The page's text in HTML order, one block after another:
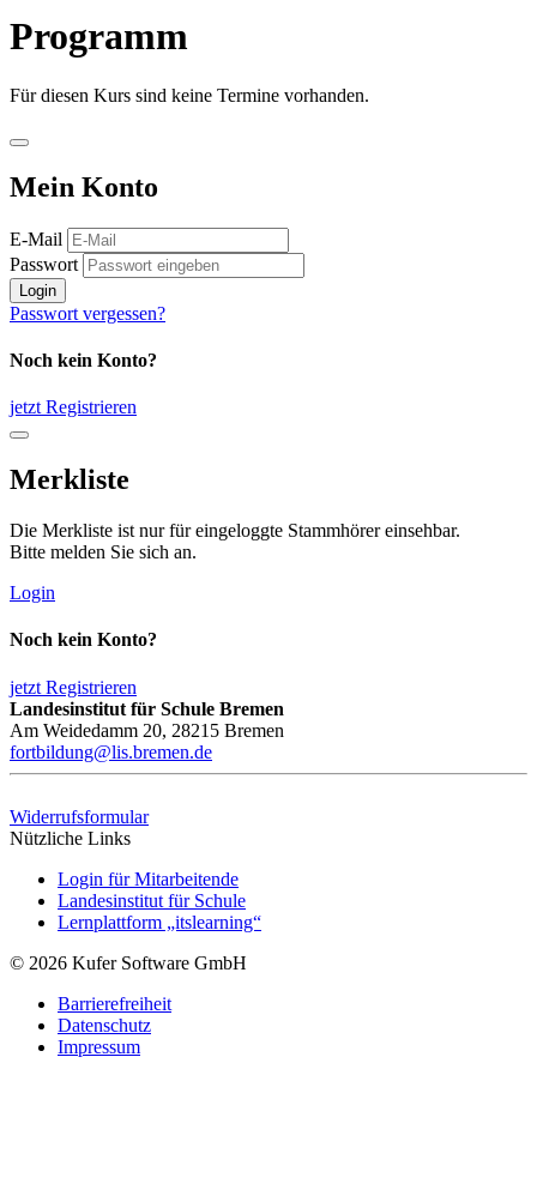
Programm
Für diesen Kurs sind keine Termine vorhanden.
Mein Konto
E-Mail
Passwort
Login
Passwort vergessen?
Noch kein Konto?
jetzt Registrieren
Merkliste
Die Merkliste ist nur für eingeloggte Stammhörer einsehbar.
Bitte melden Sie sich an.
Login
Noch kein Konto?
jetzt Registrieren
Landesinstitut für Schule Bremen
Am Weidedamm 20, 28215 Bremen
fortbildung@lis.bremen.de
Widerrufsformular
Nützliche Links
Login für Mitarbeitende
Landesinstitut für Schule
Lernplattform „itslearning“
© 2026 Kufer Software GmbH
Barrierefreiheit
Datenschutz
Impressum